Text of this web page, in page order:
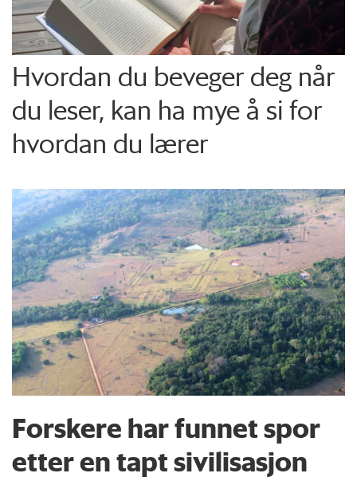
Hvordan du beveger deg når
du leser, kan ha mye å si for
hvordan du lærer
Forskere har funnet spor
etter en tapt sivilisasjon